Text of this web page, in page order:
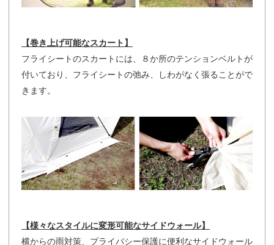
【巻き上げ可能なスカート】
フライシートのスカートには、８か所のテンションベルトが
付いており、フライシートの弛み、しわがなく張ることがで
きます。
【様々なスタイルに変形可能なサイドウォール】
横からの雨対策、プライバシー保護に便利なサイドウォール